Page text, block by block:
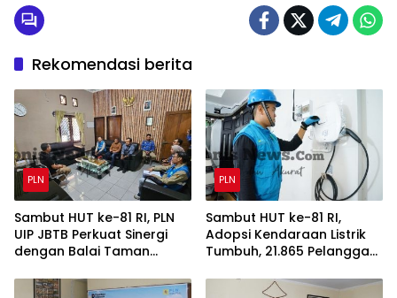
Rekomendasi berita
PLN
Sambut HUT ke-81 RI, PLN
UIP JBTB Perkuat Sinergi
dengan Balai Taman
Kajian Rencana Proyek
PLN
Sambut HUT ke-81 RI,
Adopsi Kendaraan Listrik
Tumbuh, 21.865 Pelanggan
Charging Services PLN